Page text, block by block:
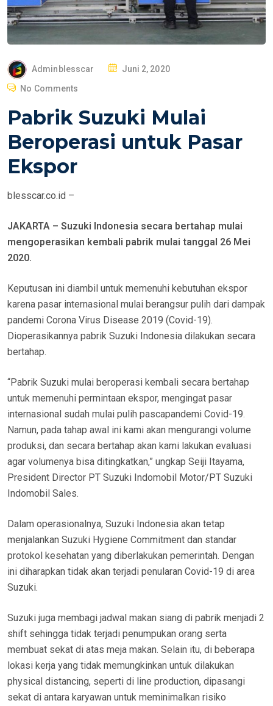
Adminblesscar
D
Juni 2, 2020
No Comments
Pabrik Suzuki Mulai
Beroperasi untuk Pasar
Ekspor
blesscar.co.id –
JAKARTA – Suzuki Indonesia secara bertahap mulai
mengoperasikan kembali pabrik mulai tanggal 26 Mei
2020.
Keputusan ini diambil untuk memenuhi kebutuhan ekspor
karena pasar internasional mulai berangsur pulih dari dampak
pandemi Corona Virus Disease 2019 (Covid-19).
Dioperasikannya pabrik Suzuki Indonesia dilakukan secara
bertahap.
“Pabrik Suzuki mulai beroperasi kembali secara bertahap
untuk memenuhi permintaan ekspor, mengingat pasar
internasional sudah mulai pulih pascapandemi Covid-19.
Namun, pada tahap awal ini kami akan mengurangi volume
produksi, dan secara bertahap akan kami lakukan evaluasi
agar volumenya bisa ditingkatkan,” ungkap Seiji Itayama,
President Director PT Suzuki Indomobil Motor/PT Suzuki
Indomobil Sales.
Dalam operasionalnya, Suzuki Indonesia akan tetap
menjalankan Suzuki Hygiene Commitment dan standar
protokol kesehatan yang diberlakukan pemerintah. Dengan
ini diharapkan tidak akan terjadi penularan Covid-19 di area
Suzuki.
Suzuki juga membagi jadwal makan siang di pabrik menjadi 2
shift sehingga tidak terjadi penumpukan orang serta
membuat sekat di atas meja makan. Selain itu, di beberapa
lokasi kerja yang tidak memungkinkan untuk dilakukan
physical distancing, seperti di line production, dipasangi
sekat di antara karyawan untuk meminimalkan risiko